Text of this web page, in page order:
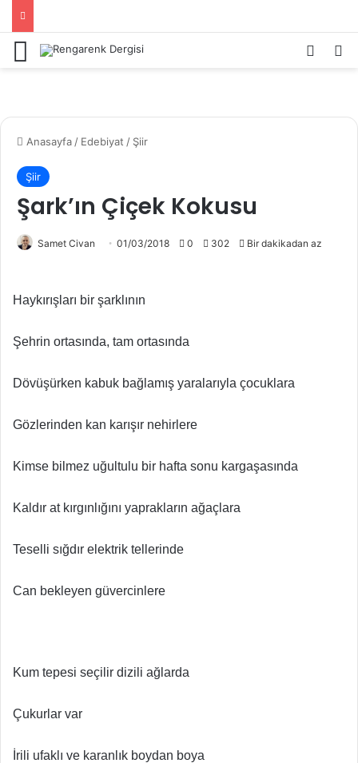
Menü Kayıt
Anasayfa / Edebiyat / Şiir
Şiir
Şark’ın Çiçek Kokusu
Samet Civan 01/03/2018 0 302 Bir dakikadan az
Haykırışları bir şarklının
Şehrin ortasında, tam ortasında
Dövüşürken kabuk bağlamış yaralarıyla çocuklara
Gözlerinden kan karışır nehirlere
Kimse bilmez uğultulu bir hafta sonu kargaşasında
Kaldır at kırgınlığını yaprakların ağaçlara
Teselli sığdır elektrik tellerinde
Can bekleyen güvercinlere
Kum tepesi seçilir dizili ağlarda
Çukurlar var
İrili ufaklı ve karanlık boydan boya